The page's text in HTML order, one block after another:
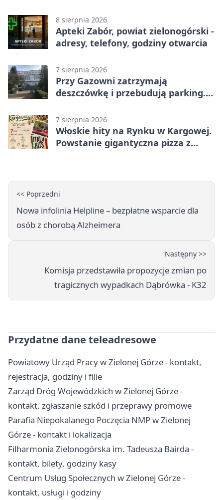
8 sierpnia 2026
Apteki Zabór, powiat zielonogórski -
adresy, telefony, godziny otwarcia
7 sierpnia 2026
Przy Gazowni zatrzymają
deszczówkę i przebudują parking.
7 sierpnia 2026
Włoskie hity na Rynku w Kargowej.
Powstanie gigantyczna pizza z
<< Poprzedni
Nowa infolinia Helpline – bezpłatne wsparcie dla
osób z chorobą Alzheimera
Następny >>
Komisja przedstawiła propozycje zmian po
tragicznych wypadkach Dąbrówka - K32
Przydatne dane teleadresowe
Powiatowy Urząd Pracy w Zielonej Górze - kontakt,
rejestracja, godziny i filie
Zarząd Dróg Wojewódzkich w Zielonej Górze -
kontakt, zgłaszanie szkód i przeprawy promowe
Parafia Niepokalanego Poczęcia NMP w Zielonej
Górze - kontakt i lokalizacja
Filharmonia Zielonogórska im. Tadeusza Bairda -
kontakt, bilety, godziny kasy
Centrum Usług Społecznych w Zielonej Górze -
kontakt, usługi i godziny